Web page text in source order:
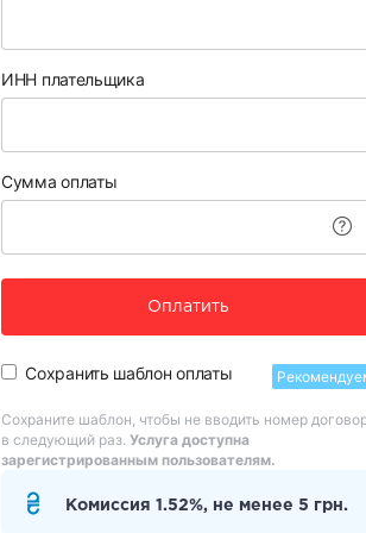
ИНН плательщика
Сумма оплаты
Оплатить
Сохранить шаблон оплаты
Сохраните шаблон, чтобы не вводить номер
в следующий раз. Услуга доступна
зарегистрированным пользователям.
Комиссия 1.52%, не менее 5 грн.